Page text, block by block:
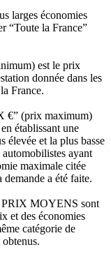
larges économies
“Toute la France”
est le prix
donnée dans les
France.
€” (prix maximum)
établissant une
élevée et la plus basse
ayant
maximale citée
a été faite.
MOYENS sont
et des économies
catégorie de